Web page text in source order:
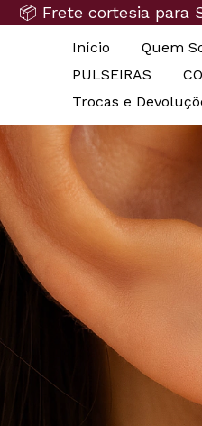
📦 Frete cortesia para
Início Quem
PULSEIRAS
Trocas e